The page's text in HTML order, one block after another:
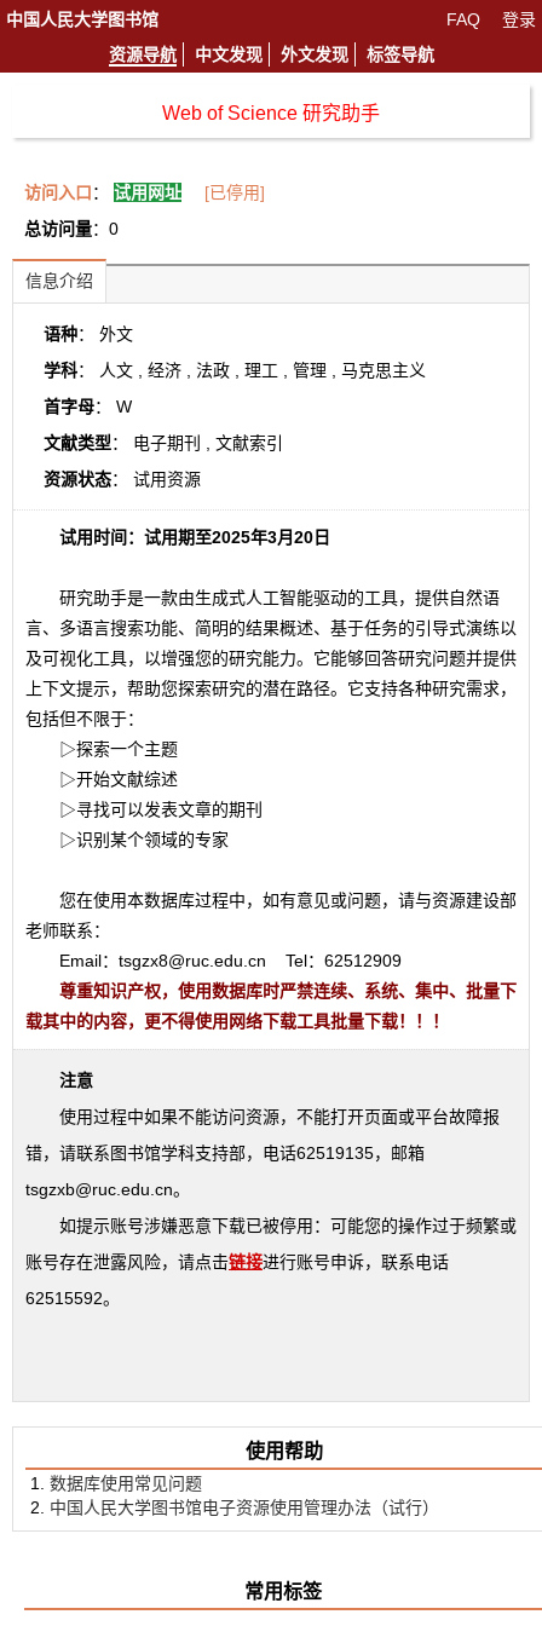
FAQ 登录
中国人民大学图书馆
资源导航
中文发现 外文发现 标签导航
Web of Science 研究助手
访问入口： 试用网址
[已停用]
总访问量：0
信息介绍
语种： 外文
学科： 人文 , 经济 , 法政 , 理工 , 管理 , 马克思主义
首字母： W
文献类型： 电子期刊 , 文献索引
资源状态： 试用资源
试用时间：试用期至2025年3月20日
研究助手是一款由生成式人工智能驱动的工具，提供自然语
言、多语言搜索功能、简明的结果概述、基于任务的引导式演练以
及可视化工具，以增强您的研究能力。它能够回答研究问题并提供
上下文提示，帮助您探索研究的潜在路径。它支持各种研究需求，
包括但不限于：
▷探索一个主题
▷开始文献综述
▷寻找可以发表文章的期刊
▷识别某个领域的专家
您在使用本数据库过程中，如有意见或问题，请与资源建设部
老师联系：
Email：tsgzx8@ruc.edu.cn Tel：62512909
尊重知识产权，使用数据库时严禁连续、系统、集中、批量下
载其中的内容，更不得使用网络下载工具批量下载！！！
注意
使用过程中如果不能访问资源，不能打开页面或平台故障报
错，请联系图书馆学科支持部，电话62519135，邮箱
tsgzxb@ruc.edu.cn。
如提示账号涉嫌恶意下载已被停用：可能您的操作过于频繁或
账号存在泄露风险，请点击链接进行账号申诉，联系电话
62515592。
使用帮助
数据库使用常见问题
中国人民大学图书馆电子资源使用管理办法（试行）
常用标签